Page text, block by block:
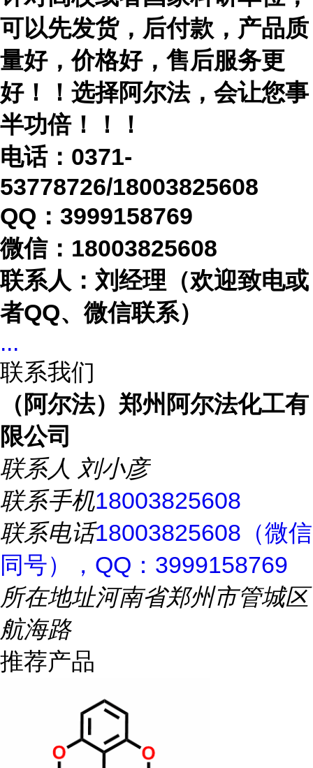
可以先发货，后付款，产品质
量好，价格好，售后服务更
好！！选择阿尔法，会让您事
半功倍！！！
电话： 0371-
53778726/18003825608
QQ：3999158769
微信： 18003825608
联系人：刘经理（欢迎致电或
者QQ、微信联系）
...
联系我们
（阿尔法）郑州阿尔法化工有
限公司
联系人 刘小彦
联系手机18003825608
联系电话18003825608（微信
同号），QQ：3999158769
所在地址河南省郑州市管城区
航海路
推荐产品